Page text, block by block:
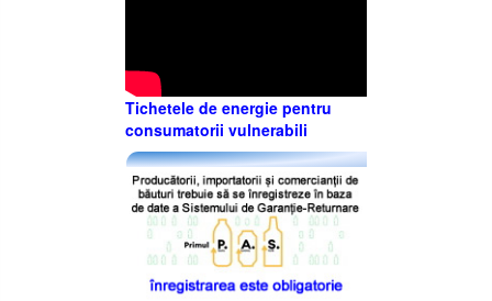
Tichetele de energie pentru
consumatorii vulnerabili